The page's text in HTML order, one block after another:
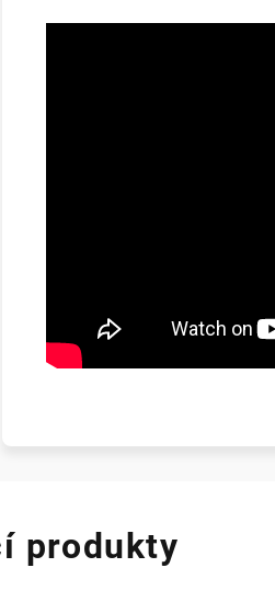
produkty